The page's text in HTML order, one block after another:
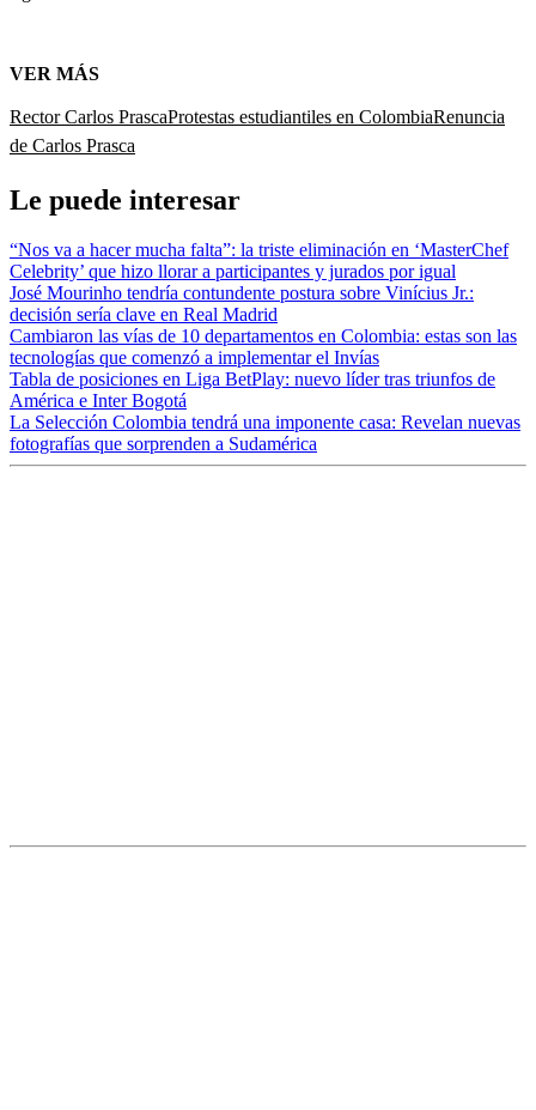
VER MÁS
Rector Carlos PrascaProtestas estudiantiles en ColombiaRenuncia
de Carlos Prasca
Le puede interesar
“Nos va a hacer mucha falta”: la triste eliminación en ‘MasterChef
Celebrity’ que hizo llorar a participantes y jurados por igual
José Mourinho tendría contundente postura sobre Vinícius Jr.:
decisión sería clave en Real Madrid
Cambiaron las vías de 10 departamentos en Colombia: estas son las
tecnologías que comenzó a implementar el Invías
Tabla de posiciones en Liga BetPlay: nuevo líder tras triunfos de
América e Inter Bogotá
La Selección Colombia tendrá una imponente casa: Revelan nuevas
fotografías que sorprenden a Sudamérica